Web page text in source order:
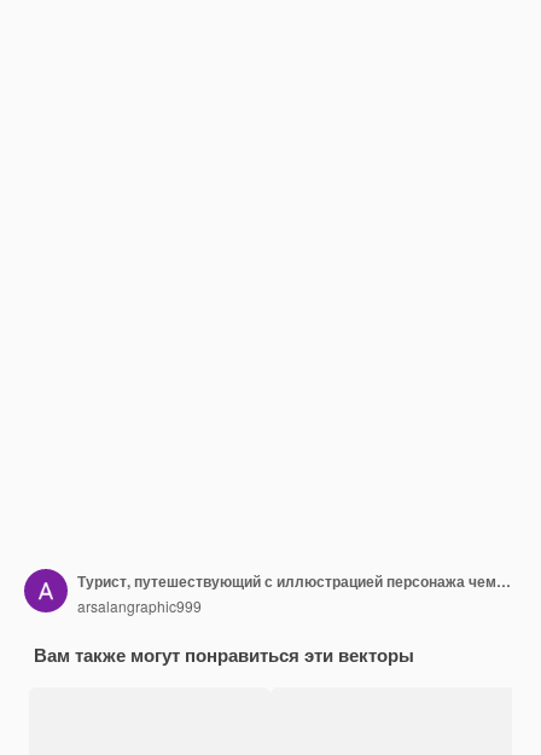
Турист, путешествующий с иллюстрацией персонажа чемодана
arsalangraphic999
Вам также могут понравиться эти векторы